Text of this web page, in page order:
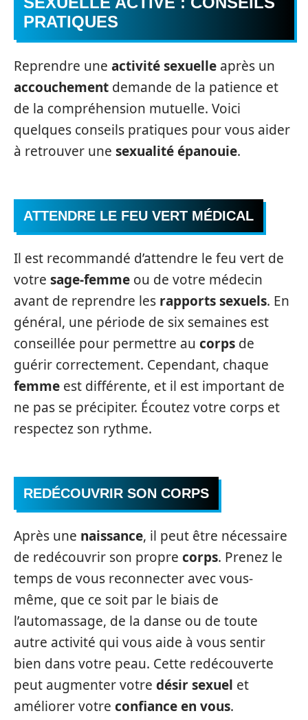
PRATIQUES
Reprendre une activité sexuelle après un
accouchement demande de la patience et
de la compréhension mutuelle. Voici
quelques conseils pratiques pour vous aider
à retrouver une sexualité épanouie.
ATTENDRE LE FEU VERT MÉDICAL
Il est recommandé d’attendre le feu vert de
votre sage-femme ou de votre médecin
avant de reprendre les rapports sexuels. En
général, une période de six semaines est
conseillée pour permettre au corps de
guérir correctement. Cependant, chaque
femme est différente, et il est important de
ne pas se précipiter. Écoutez votre corps et
respectez son rythme.
REDÉCOUVRIR SON CORPS
Après une naissance, il peut être nécessaire
de redécouvrir son propre corps. Prenez le
temps de vous reconnecter avec vous-
même, que ce soit par le biais de
l’automassage, de la danse ou de toute
autre activité qui vous aide à vous sentir
bien dans votre peau. Cette redécouverte
peut augmenter votre désir sexuel et
améliorer votre confiance en vous.